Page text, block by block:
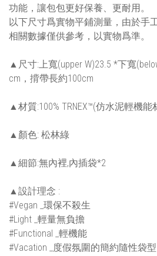
功能，讓包包更好保養、更耐用。
以下尺寸爲實物平鋪測量，由於手
相關數據僅供參考，以實物爲準。
▲尺寸:上寬(upper W)23.5 *下寬
cm，揹帶長約100cm
▲材質:100% TRNEX™(仿水泥輕機能
▲顏色: 松林綠
▲細節:無內裡,內插袋*2
▲設計理念 :
#Vegan _環保不殺生
#Light _輕量無負擔
#Functional _輕機能
#Vacation _度假氛圍